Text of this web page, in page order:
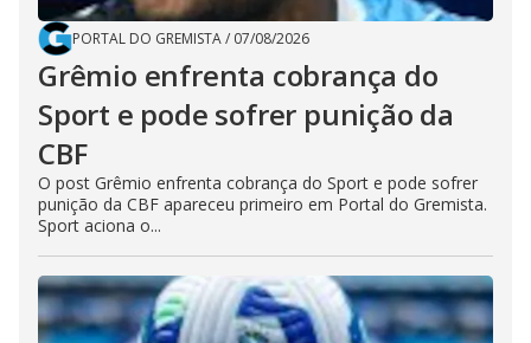
PORTAL DO GREMISTA/ 07/08/2026
Grêmio enfrenta cobrança do
Sport e pode sofrer punição da
CBF
O post Grêmio enfrenta cobrança do Sport e pode sofrer
punição da CBF apareceu primeiro em Portal do Gremista.
Sport aciona o...